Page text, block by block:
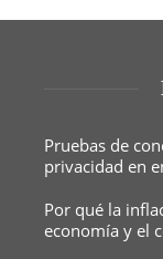
Pruebas de
privacidad en
Por qué la
economía y el